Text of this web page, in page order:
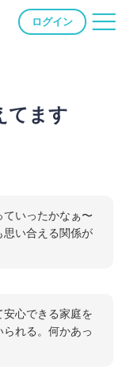
ログイン
てます
いったかなぁ〜
思い合える関係が
心できる家庭を
れる。何かあっ